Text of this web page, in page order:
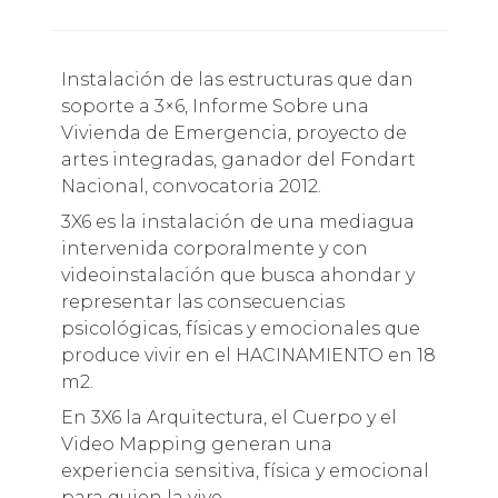
Instalación de las estructuras que dan
soporte a 3×6, Informe Sobre una
Vivienda de Emergencia, proyecto de
artes integradas, ganador del Fondart
Nacional, convocatoria 2012.
3X6 es la instalación de una mediagua
intervenida corporalmente y con
videoinstalación que busca ahondar y
representar las consecuencias
psicológicas, físicas y emocionales que
produce vivir en el HACINAMIENTO en 18
m2.
En 3X6 la Arquitectura, el Cuerpo y el
Video Mapping generan una
experiencia sensitiva, física y emocional